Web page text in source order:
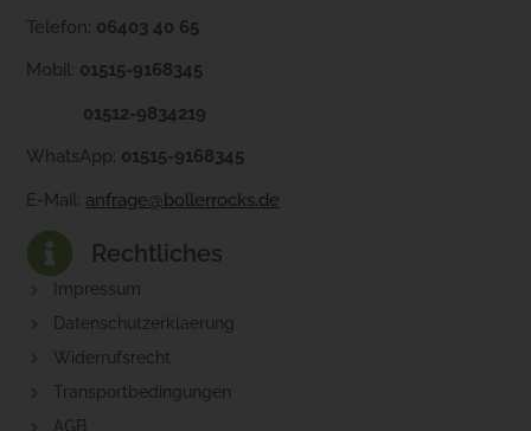
Telefon: 06403 40 65
Mobil: 01515-9168345
01512-9834219
WhatsApp: 01515-9168345
E-Mail: anfrage@bollerrocks.de
Rechtliches
Impressum
Datenschutzerklaerung
Widerrufsrecht
Transportbedingungen
AGB